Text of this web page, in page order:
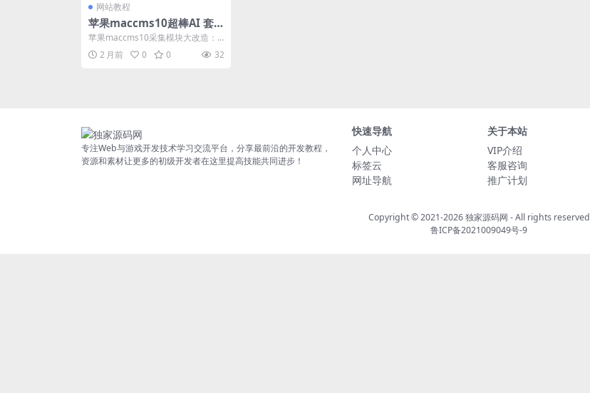
网站教程
苹果maccms10超棒AI 套
件实战：用 AI 把视频站的内
容、SEO、运营全包了
苹果maccms10采集模块大改造：
从手填到资源站中心一键采 适用版
本：苹果ma...
2 月前 0 0 32
专注Web与游戏开发技术学习交流平台，分享最前沿的开发教程，
资源和素材让更多的初级开发者在这里提高技能共同进步！
快速导航
个人中心
标签云
网址导航
关于本站
VIP介绍
客服咨询
推广计划
Copyright © 2021-2026独家源码网 - All rights reserved
鲁ICP备2021009049号-9